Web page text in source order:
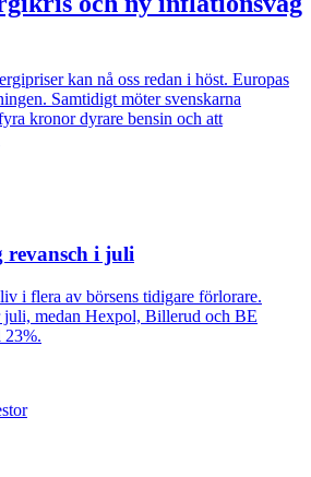
kan nå oss redan i höst. Europas
Samtidigt möter svenskarna
kronor dyrare bensin och att
revansch i juli
i flera av börsens tidigare förlorare.
juli, medan Hexpol, Billerud och BE
23%.